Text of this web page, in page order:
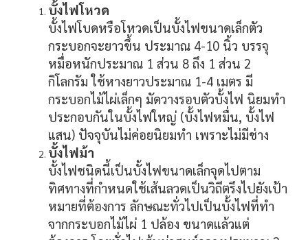
บั้งไฟโหวด
บั้งไฟโบดหรือโหวดเป็นบั้งไฟขนาดเล็กตัว
กระบอกจะยาวขึ้น ประมาณ 4-10 นิ้ว บรรจุ
หมื่อหนักประมาณ 1 ส่วน 8 ถึง 1 ส่วน 2
กิโลกรัม ใช้หางยาวประมาณ 1-4 เมตร มี
กระบอกไม้ไผ่เล็กๆ มัดวางรอบตัวบั้งไฟ นิยมทำ
ประกอบกันในบั้งไฟใหญ่ (บั้งไฟหมื่น, บั้งไฟ
แสน) ปัจจุบันไม่ค่อยนิยมทำ เพราะไม่มีช่าง
บั้งไฟม้า
บั้งไฟชนิดนี้เป็นบั้งไฟขนาดเล็กจุดไปตาม
ทิศทางที่กำหนดใช้เส้นลวดเป็นวิถีตรึงไปยังเป้า
หมายที่ต้องการ ลักษณะทั่วไปเป็นบั้งไฟที่ทำ
จากกระบอกไม้ไผ่ 1 ปล้อง ขนาดแล้วแต่